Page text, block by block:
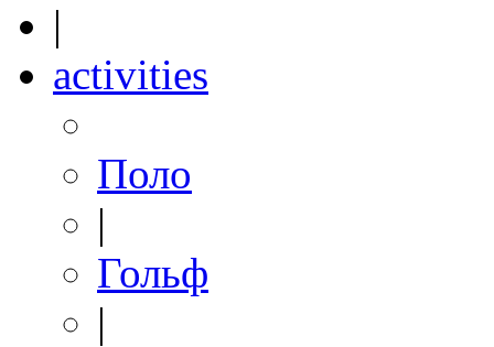
|
activities
Поло
|
Гольф
|